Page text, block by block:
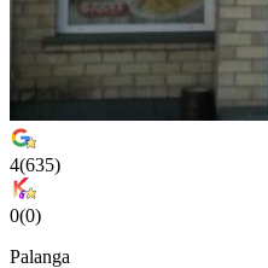
4(635)
0(0)
Palanga